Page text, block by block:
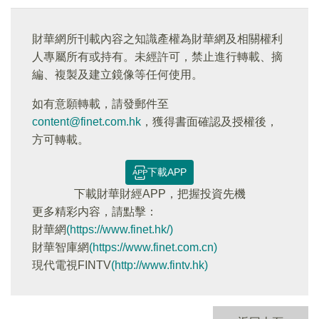
財華網所刊載內容之知識產權為財華網及相關權利
人專屬所有或持有。未經許可，禁止進行轉載、摘
編、複製及建立鏡像等任何使用。
如有意願轉載，請發郵件至
content@finet.com.hk ，獲得書面確認及授權後，
方可轉載。
下載APP
下載財華財經APP，把握投資先機
更多精彩内容，請點擊：
財華網(https://www.finet.hk/)
財華智庫網(https://www.finet.com.cn)
現代電視FINTV(http://www.fintv.hk)